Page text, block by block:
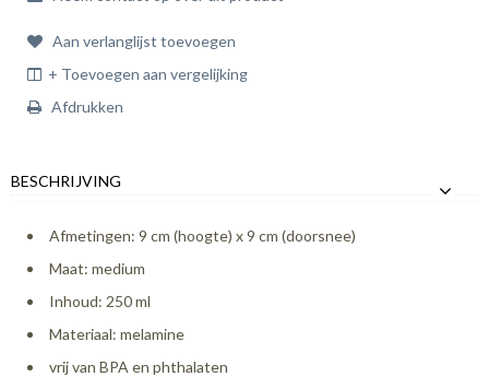
Aan verlanglijst toevoegen
+ Toevoegen aan vergelijking
Afdrukken
BESCHRIJVING
Afmetingen: 9 cm (hoogte) x 9 cm (doorsnee)
Maat: medium
Inhoud: 250 ml
Materiaal: melamine
vrij van BPA en phthalaten